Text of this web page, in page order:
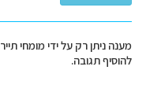
מענה ניתן רק על ידי מומחי
להוסיף תגובה.